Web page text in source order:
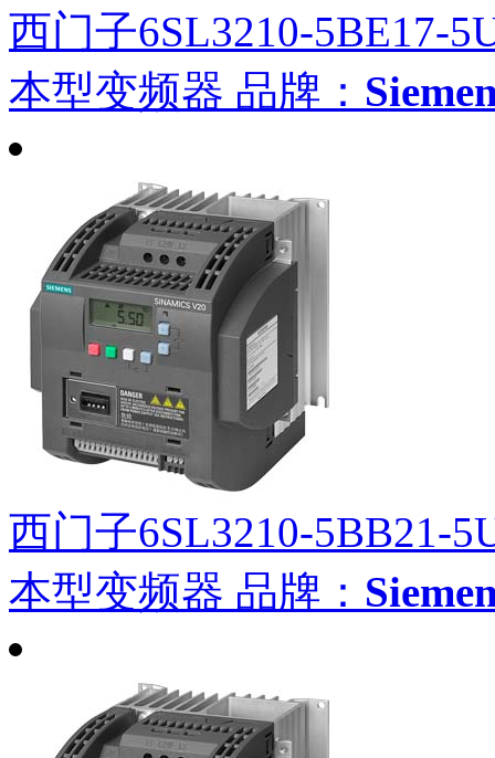
西门子6SL3210-5BE17-
本型变频器 品牌：
西门子6SL3210-5BB21-
本型变频器 品牌：